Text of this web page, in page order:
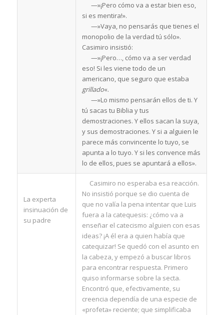
—»¡Pero cómo va a estar bien eso,
si es mentira!».
—»Vaya, no pensarás que tienes el
monopolio de la verdad tú sólo».
Casimiro insistió:
—»¡Pero…, cómo va a ser verdad
eso! Si les viene todo de un
americano, que seguro que estaba
grillado«.
—»Lo mismo pensarán ellos de ti. Y
tú sacas tu Biblia y tus
demostraciones. Y ellos sacan la suya,
y sus demostraciones. Y si a alguien le
parece más convincente lo tuyo, se
apunta a lo tuyo. Y si les convence más
lo de ellos, pues se apuntará a ellos».
La experta
insinuación de
su padre
Casimiro no esperaba esa reacción.
No insistió porque se dio cuenta de
que no valía la pena intentar que Luis
fuera a la catequesis: ¿cómo va a
enseñar el catecismo alguien con esas
ideas? ¡A él era a quien había que
catequizar! Se quedó con el asunto en
la cabeza, y empezó a buscar libros
para encontrar respuesta. Primero
quiso informarse sobre la secta.
Encontró que, efectivamente, su
creencia dependía de una especie de
«profeta» reciente; que simplificaba